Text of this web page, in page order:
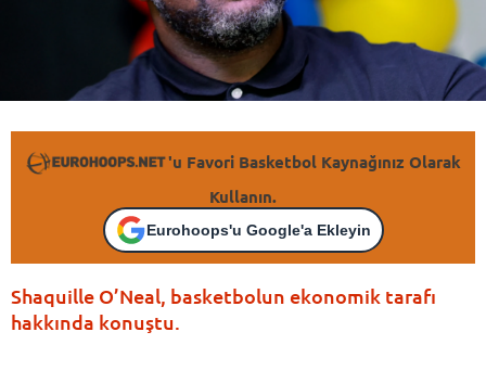
'u Favori Basketbol Kaynağınız Olarak
Kullanın.
Eurohoops'u Google'a Ekleyin
Shaquille O’Neal, basketbolun ekonomik tarafı
hakkında konuştu.